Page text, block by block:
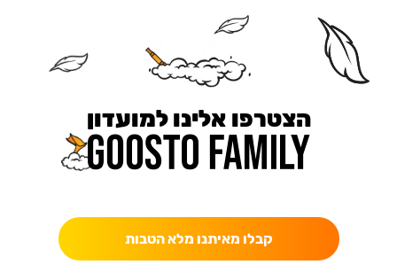
הצטרפו אלינו למועדון
קבלו מאיתנו מלא הטבות